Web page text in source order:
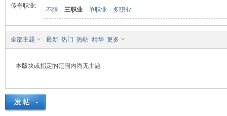
传奇职业:
不限 三职业 单职业 多职业
全部主题 最新 热门 热帖 精华 更多
本版块或指定的范围内尚无主题